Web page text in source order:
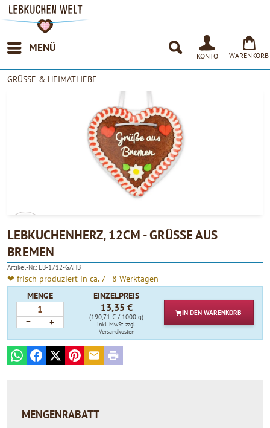
MENÜ
KONTO WARENKORB
GRÜSSE & HEIMATLIEBE
4.90
LEBKUCHENHERZ, 12CM - GRÜSSE AUS B
REMEN
Artikel-Nr.: LB-1712-GAHB
❤ frisch produziert in ca. 7 - 8 Werktagen
MENGE
− +
EINZELPREIS
13,35 €
(190,71 € / 1000 g)
inkl. MwSt.zzgl.
Versandkosten
IN DEN WARENKORB
WhatsAppFacebook
X PinterestE-mailPrint
MENGENRABATT